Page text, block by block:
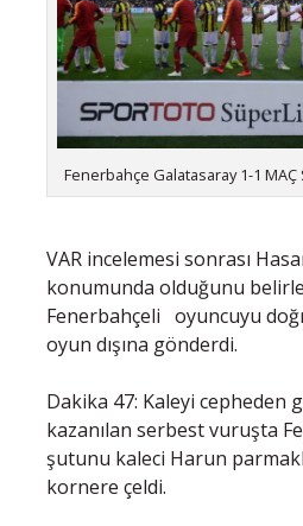
Fenerbahçe Galatasaray 1-1 MAÇ
VAR incelemesi sonrası
konumunda olduğunu
Fenerbahçeli oyuncuyu
oyun dışına gönderdi.
Dakika 47: Kaleyi cepheden
kazanılan serbest vuruşta
şutunu kaleci Harun
kornere çeldi.